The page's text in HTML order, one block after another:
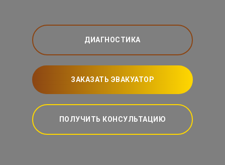
ДИАГНОСТИКА
ЗАКАЗАТЬ ЭВАКУАТОР
ПОЛУЧИТЬ КОНСУЛЬТАЦИЮ